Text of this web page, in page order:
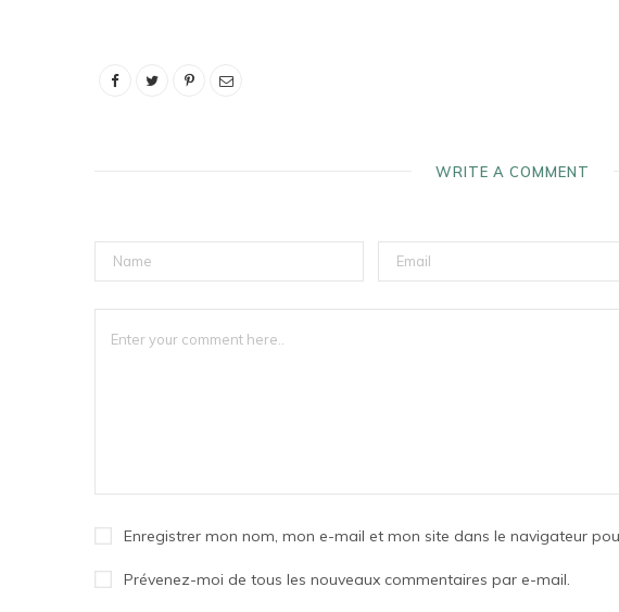
WRITE A COMMENT
Enregistrer mon nom, mon e-mail et mon site dans le navigateur
Prévenez-moi de tous les nouveaux commentaires par e-mail.